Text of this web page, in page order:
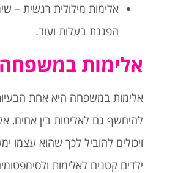
אלימות מילולית רגשית –
הפגנת בעלות ועוד.
אלימות
אלימות במשפחה היא אחת
להיחשף גם לאלימות בין אחים,
ויכולים להוביל לכך שהוא